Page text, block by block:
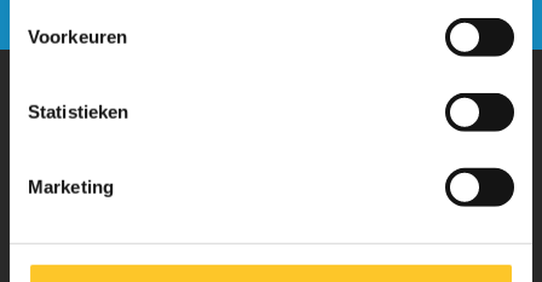
Voorkeuren
Statistieken
Marketing
Micro Mobility is de uitvinder van de compacte vouwstep en de
iconische 3-wielige step. Al onze steps worden met veel aandacht en